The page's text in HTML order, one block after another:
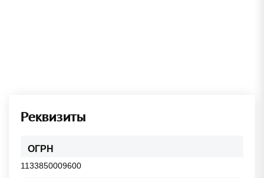
Реквизиты
ОГРН
1133850009600